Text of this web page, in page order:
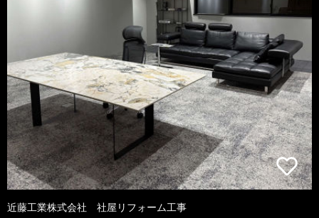
近藤工業株式会社 社屋リフォーム工事